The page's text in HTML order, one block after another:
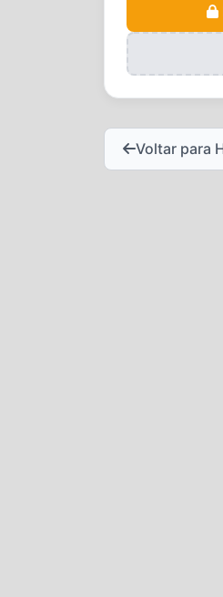
Voltar para